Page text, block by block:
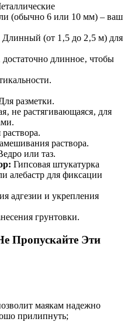
(обычно 6 или 10 мм) – ваш
Длинный (от 1‚5 до 2‚5 м) для
длинное‚ чтобы
разметки.
не растягивающаяся‚ для
раствора.
или таз.
Гипсовая штукатурка
алебастр для фиксации
адгезии и укрепления
грунтовки.
Пропускайте Эти
маякам надежно
прилипнуть;